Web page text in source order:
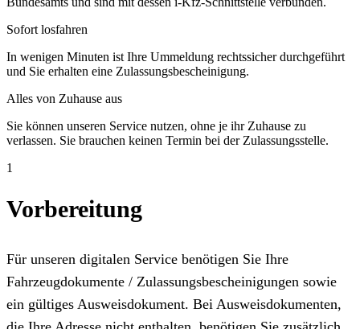
Sofort losfahren
In wenigen Minuten ist Ihre Ummeldung rechtssicher durchgeführt
und Sie erhalten eine Zulassungsbescheinigung.
Alles von Zuhause aus
Sie können unseren Service nutzen, ohne je ihr Zuhause zu
verlassen. Sie brauchen keinen Termin bei der Zulassungsstelle.
1
Vorbereitung
Für unseren digitalen Service benötigen Sie Ihre
Fahrzeugdokumente / Zulassungsbescheinigungen sowie
ein gültiges Ausweisdokument. Bei Ausweisdokumenten,